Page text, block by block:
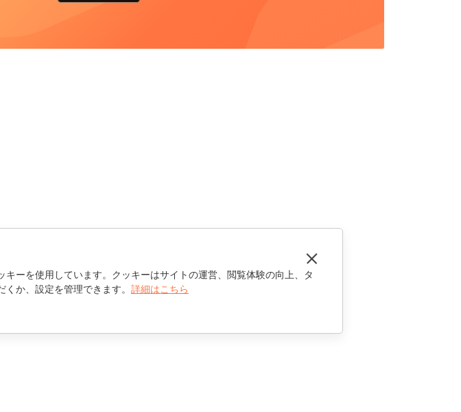
ーを使用しています。クッキーはサイトの運営、閲覧体験の向上、タ
か、設定を管理できます。 詳細はこちら